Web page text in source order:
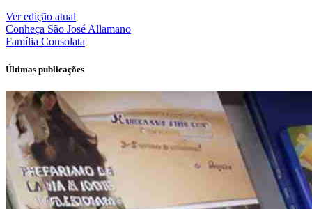
Ver edição atual
Conheça São José Allamano
Família Consolata
Últimas publicações